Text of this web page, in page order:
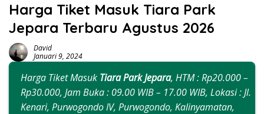
Harga Tiket Masuk Tiara Park
Jepara Terbaru Agustus 2026
David
Januari 9, 2024
Harga Tiket Masuk Tiara Park Jepara, HTM : Rp20.000 –
Rp30.000, Jam Buka : 09.00 WIB – 17.00 WIB, Lokasi : Jl.
Kenari, Purwogondo IV, Purwogondo, Kalinyamatan,